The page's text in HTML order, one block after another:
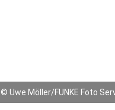
© Uwe Möller/FUNKE Foto